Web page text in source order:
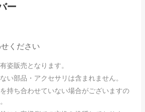
ー
ください
姿販売となります。
い部品・アクセサリは含まれません。
持ち合わせていない場合がございますの